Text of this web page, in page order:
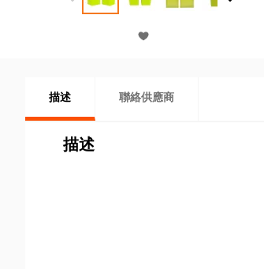
描述 聯絡供應商
描述